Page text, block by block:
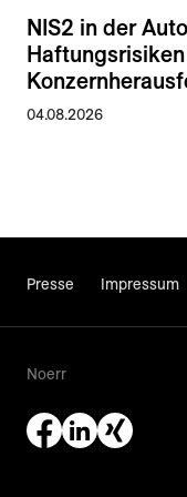
NIS2 in der
04.08.2026
Presse Impressum
Noerr